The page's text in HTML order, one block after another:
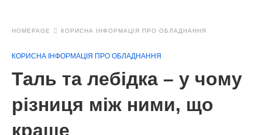
HOMEPAGE КОРИСНА ІНФОРМАЦІЯ ПРО ОБЛАДНАННЯ
КОРИСНА ІНФОРМАЦІЯ ПРО ОБЛАДНАННЯ
Таль та лебідка – у чому
різниця між ними, що
краще